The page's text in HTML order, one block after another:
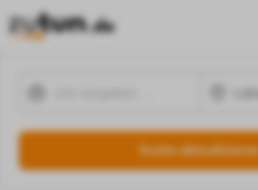
Suche aktualisieren